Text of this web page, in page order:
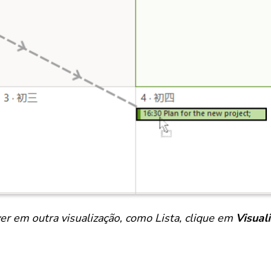
em outra visualização, como Lista, clique em